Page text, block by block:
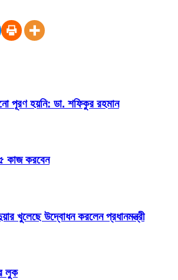
পূরণ হয়নি: ডা. শফিকুর রহমান
কাজ করবেন
খুলেছে উদ্বোধন করলেন প্রধানমন্ত্রী
লুক